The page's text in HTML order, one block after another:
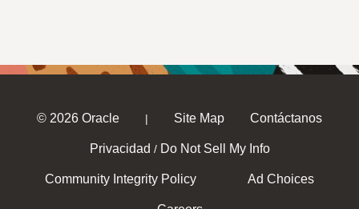
© 2026 Oracle | Site Map Contáctanos
Privacidad / Do Not Sell My Info
Community Integrity Policy Ad Choices